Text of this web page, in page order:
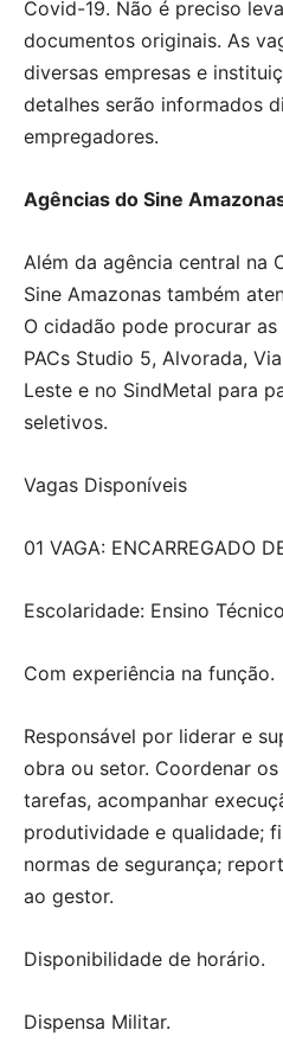
Covid-19. Não é preciso
documentos originais. As
diversas empresas e
detalhes serão informados
empregadores.
Agências do Sine
Além da agência central na
Sine Amazonas também
O cidadão pode procurar
PACs Studio 5, Alvorada,
Leste e no SindMetal para
seletivos.
Vagas Disponíveis
01 VAGA: ENCARREGADO
Escolaridade: Ensino
Com experiência na função.
Responsável por liderar e
obra ou setor. Coordenar
tarefas, acompanhar
produtividade e qualidade;
normas de segurança;
ao gestor.
Disponibilidade de horário.
Dispensa Militar.